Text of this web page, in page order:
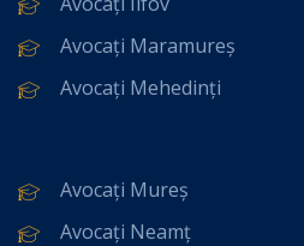
Avocați Maramureș
Avocați Mehedinți
Avocați Mureș
Avocați Neamț